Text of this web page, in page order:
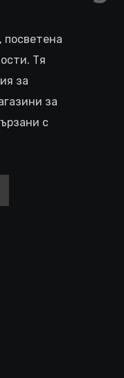
посветена
Тя
за
за
с